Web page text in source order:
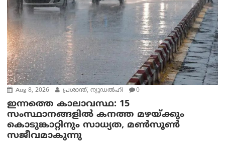
Aug 8, 2026 പ്രശാന്ത്, ന്യൂഡല്‍ഹി 0
ഇന്നത്തെ കാലാവസ്ഥ: 15
സംസ്ഥാനങ്ങളിൽ കനത്ത മഴയ്ക്കും
കൊടുങ്കാറ്റിനും സാധ്യത, മൺസൂൺ
സജീവമാകുന്നു